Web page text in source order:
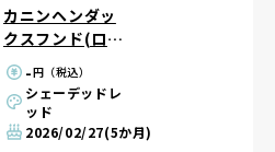
カニンヘンダッ
クスフンド(ロン
グ) -円（税込）
シェーデッドレ
ッド
2026/02/27(5か月)